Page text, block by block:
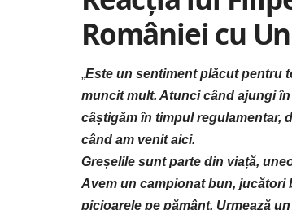
României cu
„Este un sentiment plăcut pentru
muncit mult. Atunci când ajungi
câștigăm în timpul regulamentar,
când am venit aici.
Greșelile sunt parte din viață,
Avem un campionat bun, jucători
picioarele pe pământ. Urmează